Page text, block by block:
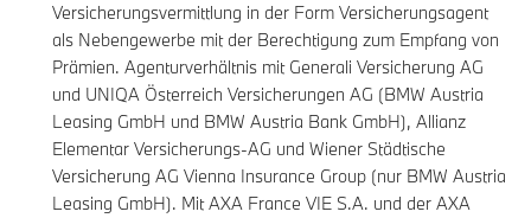
Versicherungsvermittlung in der Form Versicherungsagent
als Nebengewerbe mit der Berechtigung zum Empfang von
Prämien. Agenturverhältnis mit Generali Versicherung AG
und UNIQA Österreich Versicherungen AG (BMW Austria
Leasing GmbH und BMW Austria Bank GmbH), Allianz
Elementar Versicherungs-AG und Wiener Städtische
Versicherung AG Vienna Insurance Group (nur BMW Austria
Leasing GmbH). Mit AXA France VIE S.A. und der AXA